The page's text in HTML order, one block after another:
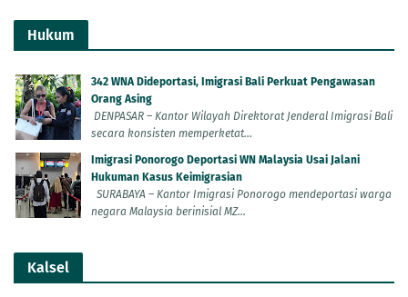
Hukum
342 WNA Dideportasi, Imigrasi Bali Perkuat Pengawasan
Orang Asing
DENPASAR – Kantor Wilayah Direktorat Jenderal Imigrasi Bali
secara konsisten memperketat...
Imigrasi Ponorogo Deportasi WN Malaysia Usai Jalani
Hukuman Kasus Keimigrasian
SURABAYA – Kantor Imigrasi Ponorogo mendeportasi warga
negara Malaysia berinisial MZ...
Kalsel